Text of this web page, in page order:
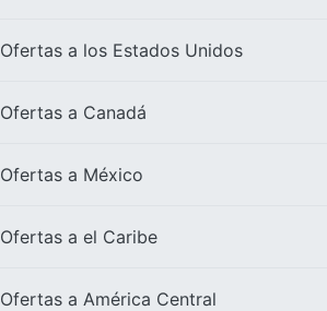
Ofertas a los Estados Unidos
Ofertas a Canadá
Ofertas a México
Ofertas a el Caribe
Ofertas a América Central